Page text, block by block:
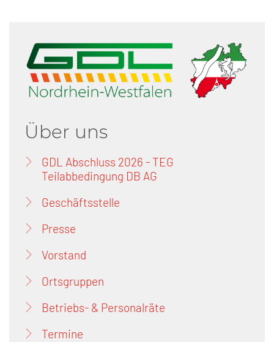
Über uns
GDL Abschluss 2026 - TEG
Teilabbedingung DB AG
Geschäftsstelle
Presse
Vorstand
Ortsgruppen
Betriebs- & Personalräte
Termine